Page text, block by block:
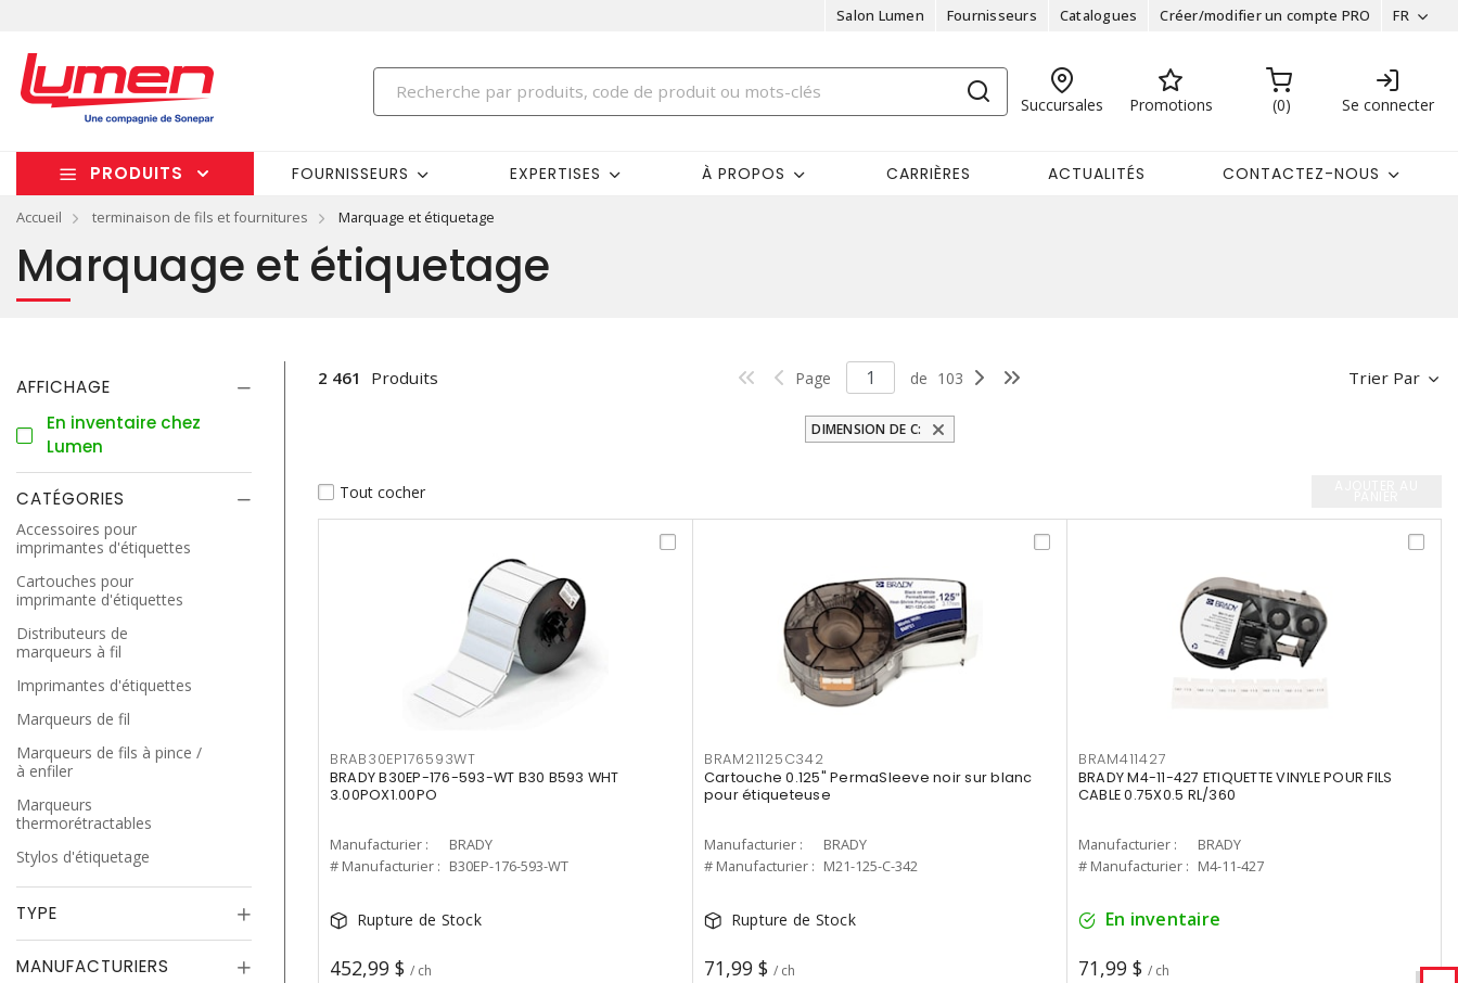
Salon Lumen Fournisseurs Catalogues Créer/modifier un compte PRO FR
Succursales Promotions 0 Se connecter
PRODUITS FOURNISSEURS EXPERTISES À PROPOS CARRIÈRES ACTUALITÉS CONTACTEZ-NOUS
Accueil terminaison de fils et fournitures Marquage et étiquetage
Marquage et étiquetage
AFFICHAGE
En inventaire chez
Lumen
CATÉGORIES
Accessoires pour
imprimantes d'étiquettes
Cartouches pour
imprimante d'étiquettes
Distributeurs de
marqueurs à fil
Imprimantes d'étiquettes
Marqueurs de fil
Marqueurs de fils à pince /
à enfiler
Marqueurs
thermorétractables
Stylos d'étiquetage
TYPE
MANUFACTURIERS
Trier Par
2 461 Produits Page de 103
DIMENSION DE C:
Tout cocher
BRAB30EP176593WT
BRADY B30EP-176-593-WT B30 B593 WHT
3.00POX1.00PO
Manufacturier :
BRADY
# Manufacturier : B30EP-176-593-WT
Rupture de Stock
452,99 $ / ch
BRAM21125C342
Cartouche 0.125" PermaSleeve noir sur blanc
pour étiqueteuse
Manufacturier :
BRADY
# Manufacturier : M21-125-C-342
Rupture de Stock
71,99 $ / ch
BRAM411427
BRADY M4-11-427 ETIQUETTE VINYLE POUR FILS
CABLE 0.75X0.5 RL/360
Manufacturier :
BRADY
# Manufacturier : M4-11-427
En inventaire
71,99 $ / ch